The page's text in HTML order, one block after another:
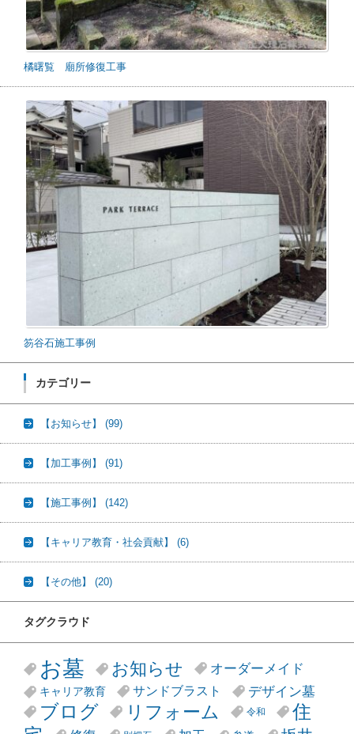
橘曙覧 廟所修復工事
笏谷石施工事例
カテゴリー
【お知らせ】 (99)
【加工事例】 (91)
【施工事例】 (142)
【キャリア教育・社会貢献】 (6)
【その他】 (20)
タグクラウド
お墓 お知らせ オーダーメイド
キャリア教育 サンドブラスト デザイン墓
ブログ リフォーム 令和
住